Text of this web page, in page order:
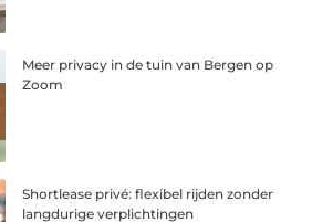
Meer privacy in de tuin van Bergen op
Zoom
Shortlease privé: flexibel rijden zonder
langdurige verplichtingen